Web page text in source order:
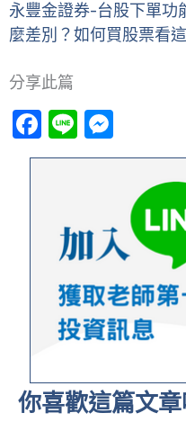
永豐金證券-台股下單功
麼差別？如何買股票看
分享此篇
Facebook
Line
你喜歡這篇文章